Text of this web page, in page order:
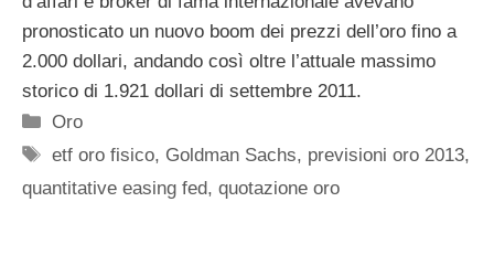
pronosticato un nuovo boom dei prezzi dell’oro fino a
2.000 dollari, andando così oltre l’attuale massimo
storico di 1.921 dollari di settembre 2011.
Categorie
Oro
Tag
etf oro fisico, Goldman Sachs, previsioni oro 2013,
quantitative easing fed, quotazione oro